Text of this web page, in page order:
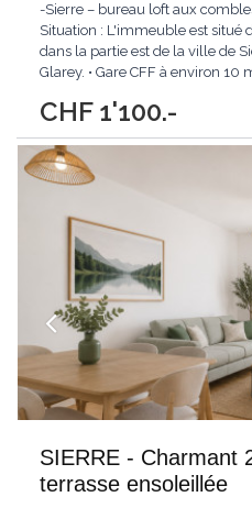
CHF 1'100.-
-Sierre – bureau loft aux
Situation : L'immeuble est situé
dans la partie est de la ville de
Glarey. • Gare CFF à environ 10
commercial :...
SIERRE - Charmant
terrasse ensoleillée